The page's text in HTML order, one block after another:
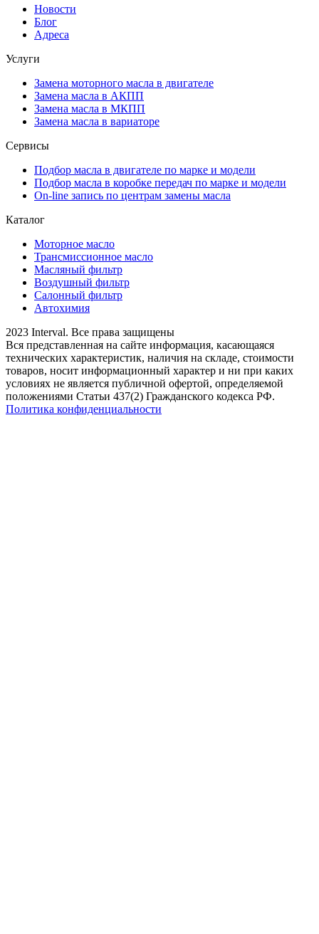
Новости
Блог
Адреса
Услуги
Замена моторного масла в двигателе
Замена масла в АКПП
Замена масла в МКПП
Замена масла в вариаторе
Сервисы
Подбор масла в двигателе по марке и модели
Подбор масла в коробке передач по марке и модели
On-line запись по центрам замены масла
Каталог
Моторное масло
Трансмиссионное масло
Масляный фильтр
Воздушный фильтр
Салонный фильтр
Автохимия
2023 Interval. Все права защищены
Вся представленная на сайте информация, касающаяся
технических характеристик, наличия на складе, стоимости
товаров, носит информационный характер и ни при каких
условиях не является публичной офертой, определяемой
положениями Статьи 437(2) Гражданского кодекса РФ.
Политика конфиденциальности